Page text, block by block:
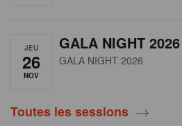
JEU
26
NOV
GALA NIGHT 2026
GALA NIGHT 2026
Toutes les sessions